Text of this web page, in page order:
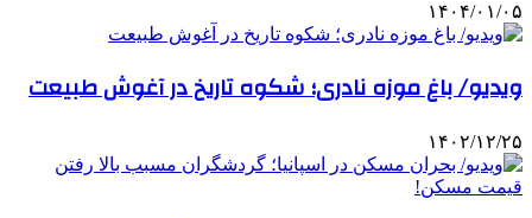
۱۴۰۴/۰۱/۰۵
ویدیو/ باغ موزه نادری؛ شکوه تاریخ در آغوش طبیعت
۱۴۰۲/۱۲/۲۵